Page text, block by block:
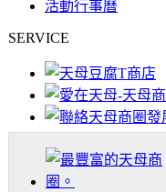
活動行事曆
SERVICE